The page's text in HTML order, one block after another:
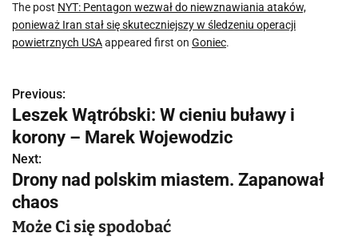
The post NYT: Pentagon wezwał do niewznawiania ataków,
ponieważ Iran stał się skuteczniejszy w śledzeniu operacji
powietrznych USAappeared first on Goniec.
N
a
w
i
g
Previous:
Leszek Wątróbski: W cieniu buławy i
korony – Marek Wojewodzic
Next:
Drony nad polskim miastem. Zapanował
chaos
Może Ci się spodobać